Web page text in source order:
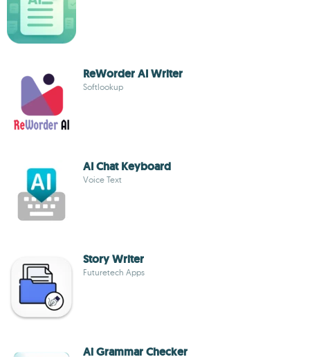
ReWorder AI Writer
Softlookup
AI Chat Keyboard
Voice Text
Story Writer
Futuretech Apps
Ai Grammar Checker